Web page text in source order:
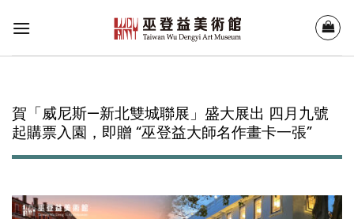
賀「威尼斯—新北雙城聯展」盛大展出 四月九號
起購票入園，即贈 “巫登益大師名作畫卡一張”